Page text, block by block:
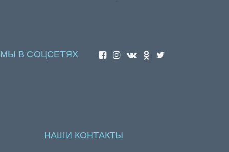
МЫ В СОЦСЕТЯХ
НАШИ КОНТАКТЫ